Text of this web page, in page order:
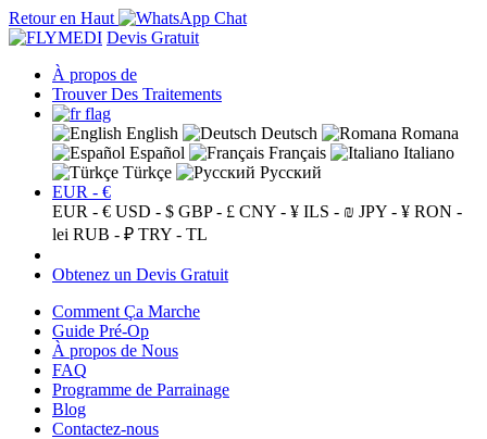
Retour en Haut
Devis Gratuit
À propos de
Trouver Des Traitements
English Deutsch
Romana
Español
Français
Italiano
Türkçe
Русский
EUR - €
EUR - € USD - $ GBP - £ CNY - ¥ ILS - ₪ JPY - ¥ RON -
lei RUB - ₽ TRY - TL
Obtenez un Devis Gratuit
Comment Ça Marche
Guide Pré-Op
À propos de Nous
FAQ
Programme de Parrainage
Blog
Contactez-nous